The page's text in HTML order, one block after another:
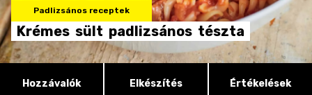
Padlizsános receptek
Krémes sült padlizsános tészta
Hozzávalók Elkészítés Értékelések